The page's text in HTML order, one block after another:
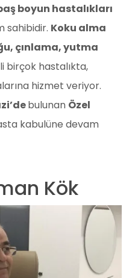
boyun hastalıkları
sahibidir. Koku alma
çınlama, yutma
birçok hastalıkta,
hizmet veriyor.
bulunan Özel
kabulüne devam
Kök